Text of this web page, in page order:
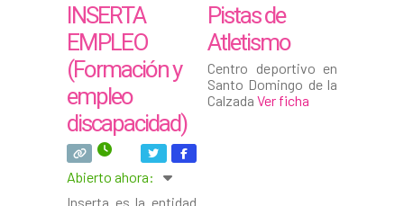
INSERTA
EMPLEO
(Formación y
empleo
discapacidad)
Abierto ahora:
Inserta es la entidad
Pistas de
Atletismo
Centro deportivo en
Santo Domingo de la
Calzada Ver ficha